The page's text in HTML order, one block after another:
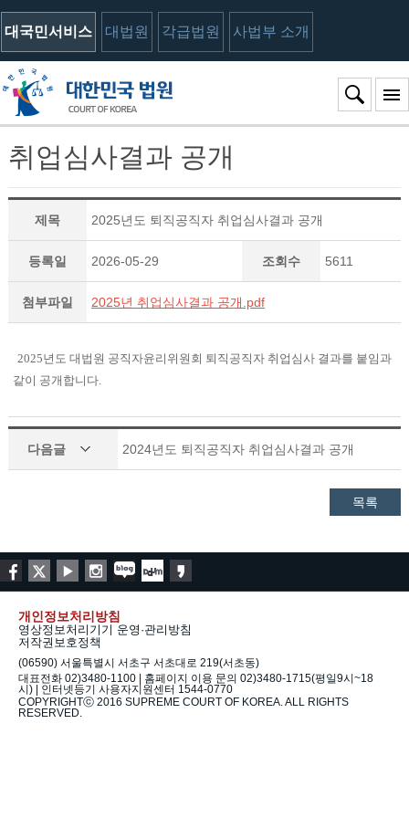
대국민서비스 대법원 각급법원 사법부 소개
취업심사결과 공개
제목 2025년도 퇴직공직자 취업심사결과 공개
등록일 2026-05-29 조회수 5611
첨부파일 2025년 취업심사결과 공개.pdf
2025년도 대법원 공직자윤리위원회 퇴직공직자 취업심사 결과를 붙임과
같이 공개합니다.
다음글 2024년도 퇴직공직자 취업심사결과 공개
목록
개인정보처리방침
영상정보처리기기 운영·관리방침
저작권보호정책
(06590) 서울특별시 서초구 서초대로 219(서초동)
대표전화 02)3480-1100 | 홈페이지 이용 문의 02)3480-1715(평일9시~18
시) | 인터넷등기 사용자지원센터 1544-0770
COPYRIGHTⓒ 2016 SUPREME COURT OF KOREA. ALL RIGHTS
RESERVED.